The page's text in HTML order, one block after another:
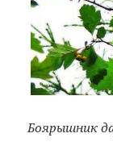
Боярышник